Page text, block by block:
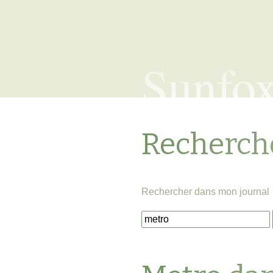
Rechercher dans mon journal